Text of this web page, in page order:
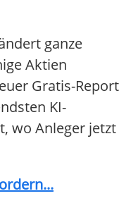
ganze
Aktien
Gratis-Report
KI-
wo Anleger jetzt